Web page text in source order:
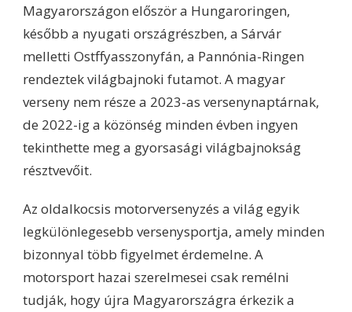
Magyarországon először a Hungaroringen,
később a nyugati országrészben, a Sárvár
melletti Ostffyasszonyfán, a Pannónia-Ringen
rendeztek világbajnoki futamot. A magyar
verseny nem része a 2023-as versenynaptárnak,
de 2022-ig a közönség minden évben ingyen
tekinthette meg a gyorsasági világbajnokság
résztvevőit.
Az oldalkocsis motorversenyzés a világ egyik
legkülönlegesebb versenysportja, amely minden
bizonnyal több figyelmet érdemelne. A
motorsport hazai szerelmesei csak remélni
tudják, hogy újra Magyarországra érkezik a